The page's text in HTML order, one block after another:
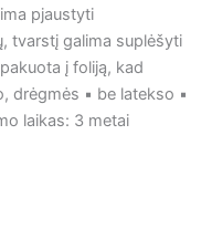
pjaustyti
tvarstį galima suplėšyti
į foliją, kad
drėgmės ▪ be latekso ▪
laikas: 3 metai